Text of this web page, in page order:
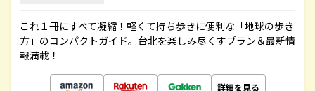
これ１冊にすべて凝縮！軽くて持ち歩きに便利な「地球の歩き
方」のコンパクトガイド。台北を楽しみ尽くすプラン＆最新情
報満載！
詳細を見る